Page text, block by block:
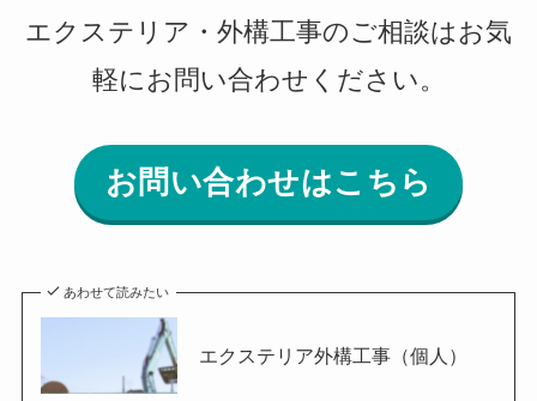
エクステリア・外構工事のご相談はお気
軽にお問い合わせください。
お問い合わせはこちら
あわせて読みたい
エクステリア外構工事（個人）